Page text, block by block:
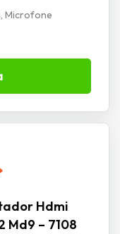
Microfone
Hdmi
Md9 – 7108